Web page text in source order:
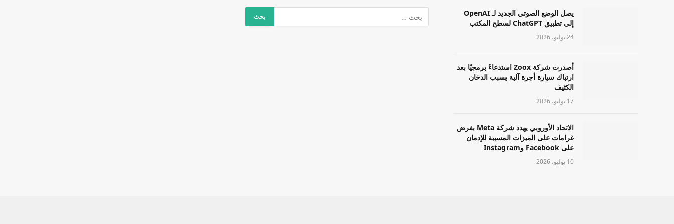
يصل الوضع الصوتي الجديد لـ OpenAI
إلى تطبيق ChatGPT لسطح المكتب
24 يوليو، 2026
أصدرت شركة Zoox استدعاءً برمجيًا بعد
ارتباك سيارة أجرة آلية بسبب الدخان
الكثيف
17 يوليو، 2026
الاتحاد الأوروبي يهدد شركة Meta بفرض
غرامات على الميزات المسببة للإدمان
على Facebook وInstagram
10 يوليو، 2026